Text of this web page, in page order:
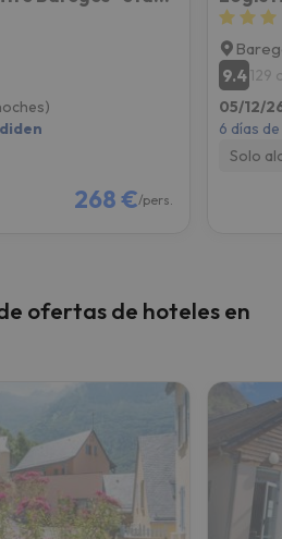
268 €/pers.
9.4129
05/12/
6 días
Solo
ofertas de hoteles en